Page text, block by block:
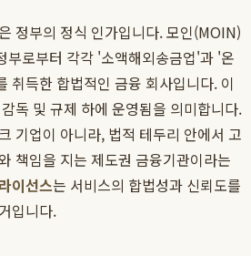
정부의 정식 인가입니다. 모인(MOIN)
부로부터 각각 '소액해외송금업'과 '온
취득한 합법적인 금융 회사입니다. 이
독 및 규제 하에 운영됨을 의미합니다.
기업이 아니라, 법적 테두리 안에서 고
책임을 지는 제도권 금융기관이라는
이선스는 서비스의 합법성과 신뢰도를
입니다.